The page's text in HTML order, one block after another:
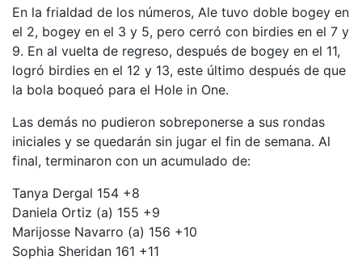
En la frialdad de los números, Ale tuvo doble bogey en
el 2, bogey en el 3 y 5, pero cerró con birdies en el 7 y
9. En al vuelta de regreso, después de bogey en el 11,
logró birdies en el 12 y 13, este último después de que
la bola boqueó para el Hole in One.
Las demás no pudieron sobreponerse a sus rondas
iniciales y se quedarán sin jugar el fin de semana. Al
final, terminaron con un acumulado de:
Tanya Dergal 154 +8
Daniela Ortiz (a) 155 +9
Marijosse Navarro (a) 156 +10
Sophia Sheridan 161 +11